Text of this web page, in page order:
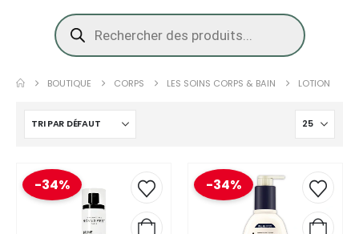
BOUTIQUE CORPS LES SOINS CORPS & BAIN LOTION
-34% -34%